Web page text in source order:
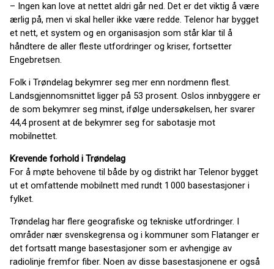
– Ingen kan love at nettet aldri går ned. Det er det viktig å være
ærlig på, men vi skal heller ikke være redde. Telenor har bygget
et nett, et system og en organisasjon som står klar til å
håndtere de aller fleste utfordringer og kriser, fortsetter
Engebretsen.
Folk i Trøndelag bekymrer seg mer enn nordmenn flest.
Landsgjennomsnittet ligger på 53 prosent. Oslos innbyggere er
de som bekymrer seg minst, ifølge undersøkelsen, her svarer
44,4 prosent at de bekymrer seg for sabotasje mot
mobilnettet.
Krevende forhold i Trøndelag
For å møte behovene til både by og distrikt har Telenor bygget
ut et omfattende mobilnett med rundt 1 000 basestasjoner i
fylket.
Trøndelag har flere geografiske og tekniske utfordringer. I
områder nær svenskegrensa og i kommuner som Flatanger er
det fortsatt mange basestasjoner som er avhengige av
radiolinje fremfor fiber. Noen av disse basestasjonene er også